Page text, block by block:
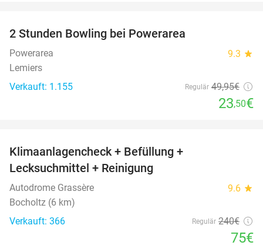
2 Stunden Bowling bei Powerarea
Powerarea 9.3 star
Lemiers
Verkauft: 1.155
Regulär 49,95€
23,50€
Klimaanlagencheck + Befüllung +
Lecksuchmittel + Reinigung
Autodrome Grassère 9.6 star
Bocholtz (6 km)
Verkauft: 366
Regulär 240€
75€